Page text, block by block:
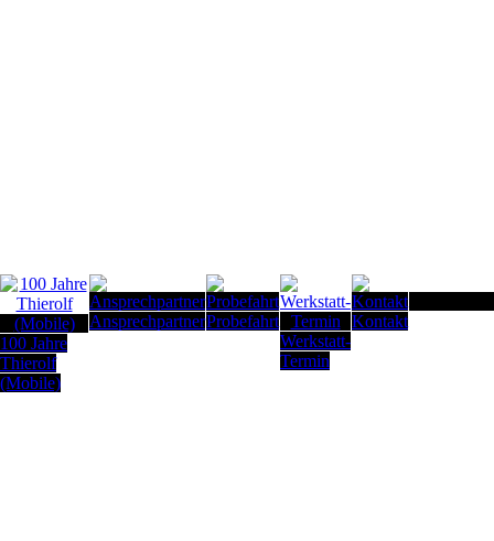
100 Jahre
Thierolf
(Mobile)
AnsprechpartnerProbefahrt
Werkstatt-
Termin
Kontakt